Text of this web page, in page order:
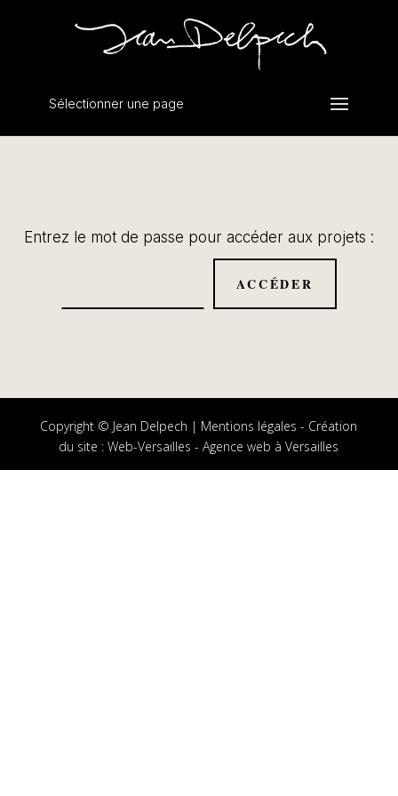
Sélectionner une page
Entrez le mot de passe pour accéder aux projets :
Copyright © Jean Delpech | Mentions légales - Création
du site :Web-Versailles - Agence web à Versailles